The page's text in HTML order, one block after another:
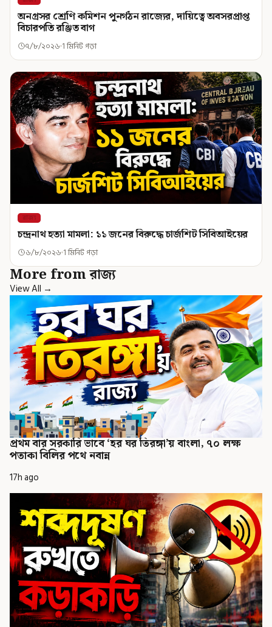
অনগ্রসর শ্রেণি কমিশন পুনর্গঠন রাজ্যের, দায়িত্বে অবসরপ্রাপ্ত
বিচারপতি রঞ্জিত বাগ
৭/৮/২০২৬ 1 মিনিট পড়া
রাজ্য
চন্দ্রনাথ হত্যা মামলা: ১১ জনের বিরুদ্ধে চার্জশিট সিবিআইয়ের
৬/৮/২০২৬ 1 মিনিট পড়া
More from রাজ্য
View All →
প্রথম বার সরকারি ভাবে ‘হর ঘর তিরঙ্গা’য় বাংলা, ৭০ লক্ষ
পতাকা বিলির পথে নবান্ন
17h ago